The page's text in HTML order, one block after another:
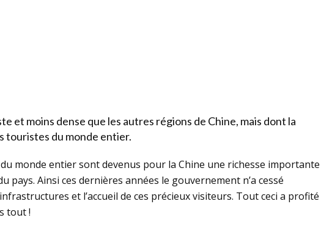
et moins dense que les autres régions de Chine, mais dont la
touristes du monde entier.
monde entier sont devenus pour la Chine une richesse importante
pays. Ainsi ces dernières années le gouvernement n’a cessé
et l’accueil de ces précieux visiteurs. Tout ceci a profité
tout !